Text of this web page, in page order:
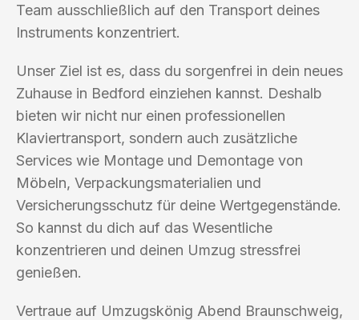
Team ausschließlich auf den Transport deines
Instruments konzentriert.
Unser Ziel ist es, dass du sorgenfrei in dein neues
Zuhause in Bedford einziehen kannst. Deshalb
bieten wir nicht nur einen professionellen
Klaviertransport, sondern auch zusätzliche
Services wie Montage und Demontage von
Möbeln, Verpackungsmaterialien und
Versicherungsschutz für deine Wertgegenstände.
So kannst du dich auf das Wesentliche
konzentrieren und deinen Umzug stressfrei
genießen.
Vertraue auf Umzugskönig Abend Braunschweig,